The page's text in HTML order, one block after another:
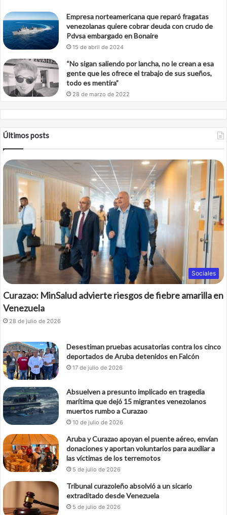
Empresa norteamericana que reparó fragatas
venezolanas quiere cobrar deuda con crudo de
Pdvsa embargado en Bonaire
15 de abril de 2024
“No sigan saliendo por lancha, no le crean a esa
gente que les ofrece el trabajo de sus sueños,
todo es mentira”
28 de marzo de 2022
Últimos posts
Sociales
Curazao: MinSalud advierte riesgos de fiebre amarilla en
Venezuela
28 de julio de 2026
Desestiman pruebas acusatorias contra los cinco
deportados de Aruba detenidos en Falcón
17 de julio de 2026
Absuelven a presunto implicado en tragedia
marítima que dejó 15 migrantes venezolanos
muertos rumbo a Curazao
10 de julio de 2026
Aruba y Curazao apoyan el puente aéreo, envían
donaciones y aportan voluntarios para auxiliar a
las víctimas de los terremotos
5 de julio de 2026
Tribunal curazoleño absolvió a un sicario
extraditado desde Venezuela
5 de julio de 2026